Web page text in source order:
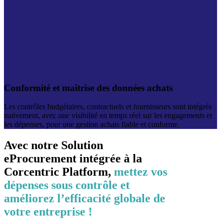
Conformité et maîtrise des données achats
Les contrôles budgétaires, contractuels et fournisseurs sont intégrés
nativement, avec une visibilité en temps réel sur les engagements et
les dépenses, pour une gestion achats fiable et conforme.
Avec notre Solution
eProcurement intégrée à la
Corcentric Platform, mettez vos
dépenses sous contrôle et
améliorez l’efficacité globale de
votre entreprise !